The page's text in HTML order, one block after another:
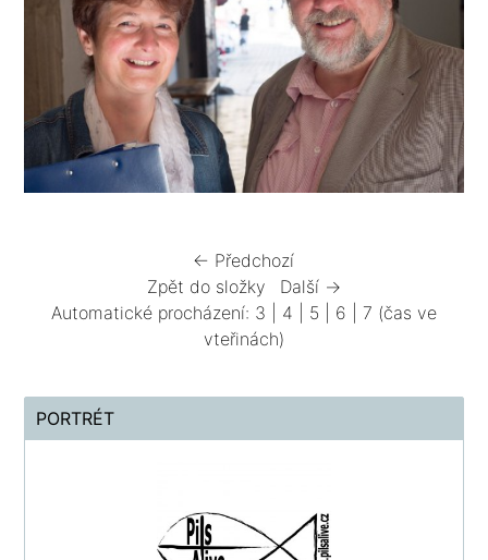
← Předchozí
Zpět do složky
Další →
Automatické procházení: 3 4 5 6 7 (čas ve
vteřinách)
PORTRÉT